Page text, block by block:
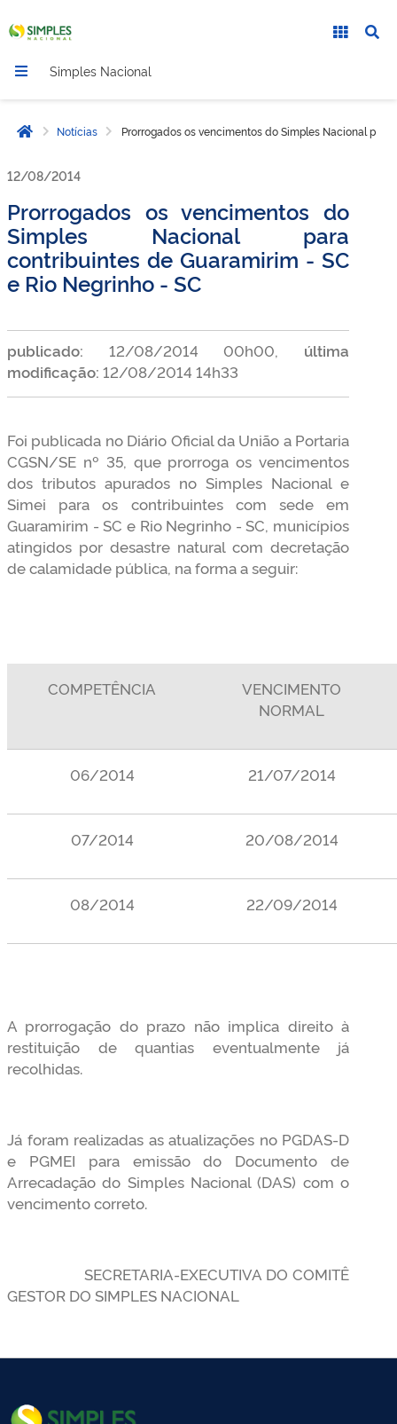
Simples Nacional
Página inicial
Notícias Prorrogados os vencimentos do Simples Nacional
12/08/2014
Prorrogados os vencimentos do
Simples Nacional para
contribuintes de Guaramirim - SC
e Rio Negrinho - SC
publicado: 12/08/2014 00h00, última
modificação: 12/08/2014 14h33
Foi publicada no Diário Oficial da União a Portaria
CGSN/SE nº 35, que prorroga os vencimentos
dos tributos apurados no Simples Nacional e
Simei para os contribuintes com sede em
Guaramirim - SC e Rio Negrinho - SC, municípios
atingidos por desastre natural com decretação
de calamidade pública, na forma a seguir:
COMPETÊNCIA
VENCIMENTO
NORMAL
06/2014 21/07/2014
07/2014 20/08/2014
08/2014 22/09/2014
A prorrogação do prazo não implica direito à
restituição de quantias eventualmente já
recolhidas.
Já foram realizadas as atualizações no PGDAS-D
e PGMEI para emissão do Documento de
Arrecadação do Simples Nacional (DAS) com o
vencimento correto.
SECRETARIA-EXECUTIVA DO COMITÊ
GESTOR DO SIMPLES NACIONAL